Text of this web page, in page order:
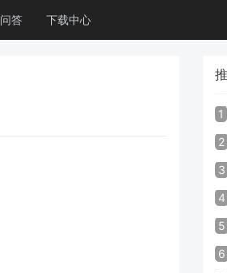
问答 下载中心
1
2
3
4
5
6